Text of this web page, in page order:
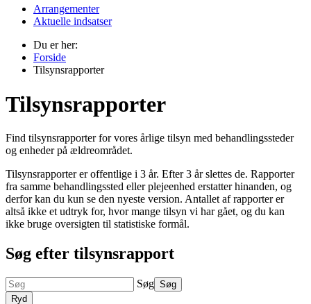
Arrangementer
Aktuelle indsatser
Du er her:
Forside
Tilsynsrapporter
Tilsynsrapporter
Find tilsynsrapporter for vores årlige tilsyn med behandlingssteder
og enheder på ældreområdet.
Tilsynsrapporter er offentlige i 3 år. Efter 3 år slettes de. Rapporter
fra samme behandlingssted eller plejeenhed erstatter hinanden, og
derfor kan du kun se den nyeste version. Antallet af rapporter er
altså ikke et udtryk for, hvor mange tilsyn vi har gået, og du kan
ikke bruge oversigten til statistiske formål.
Søg efter tilsynsrapport
Søg Søg
Ryd